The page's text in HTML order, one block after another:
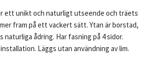
ett unikt och naturligt utseende och träets
fram på ett vackert sätt. Ytan är borstad,
ådring. Har fasning på 4 sidor.
Läggs utan användning av lim.